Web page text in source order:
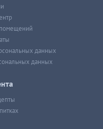
данных
данных